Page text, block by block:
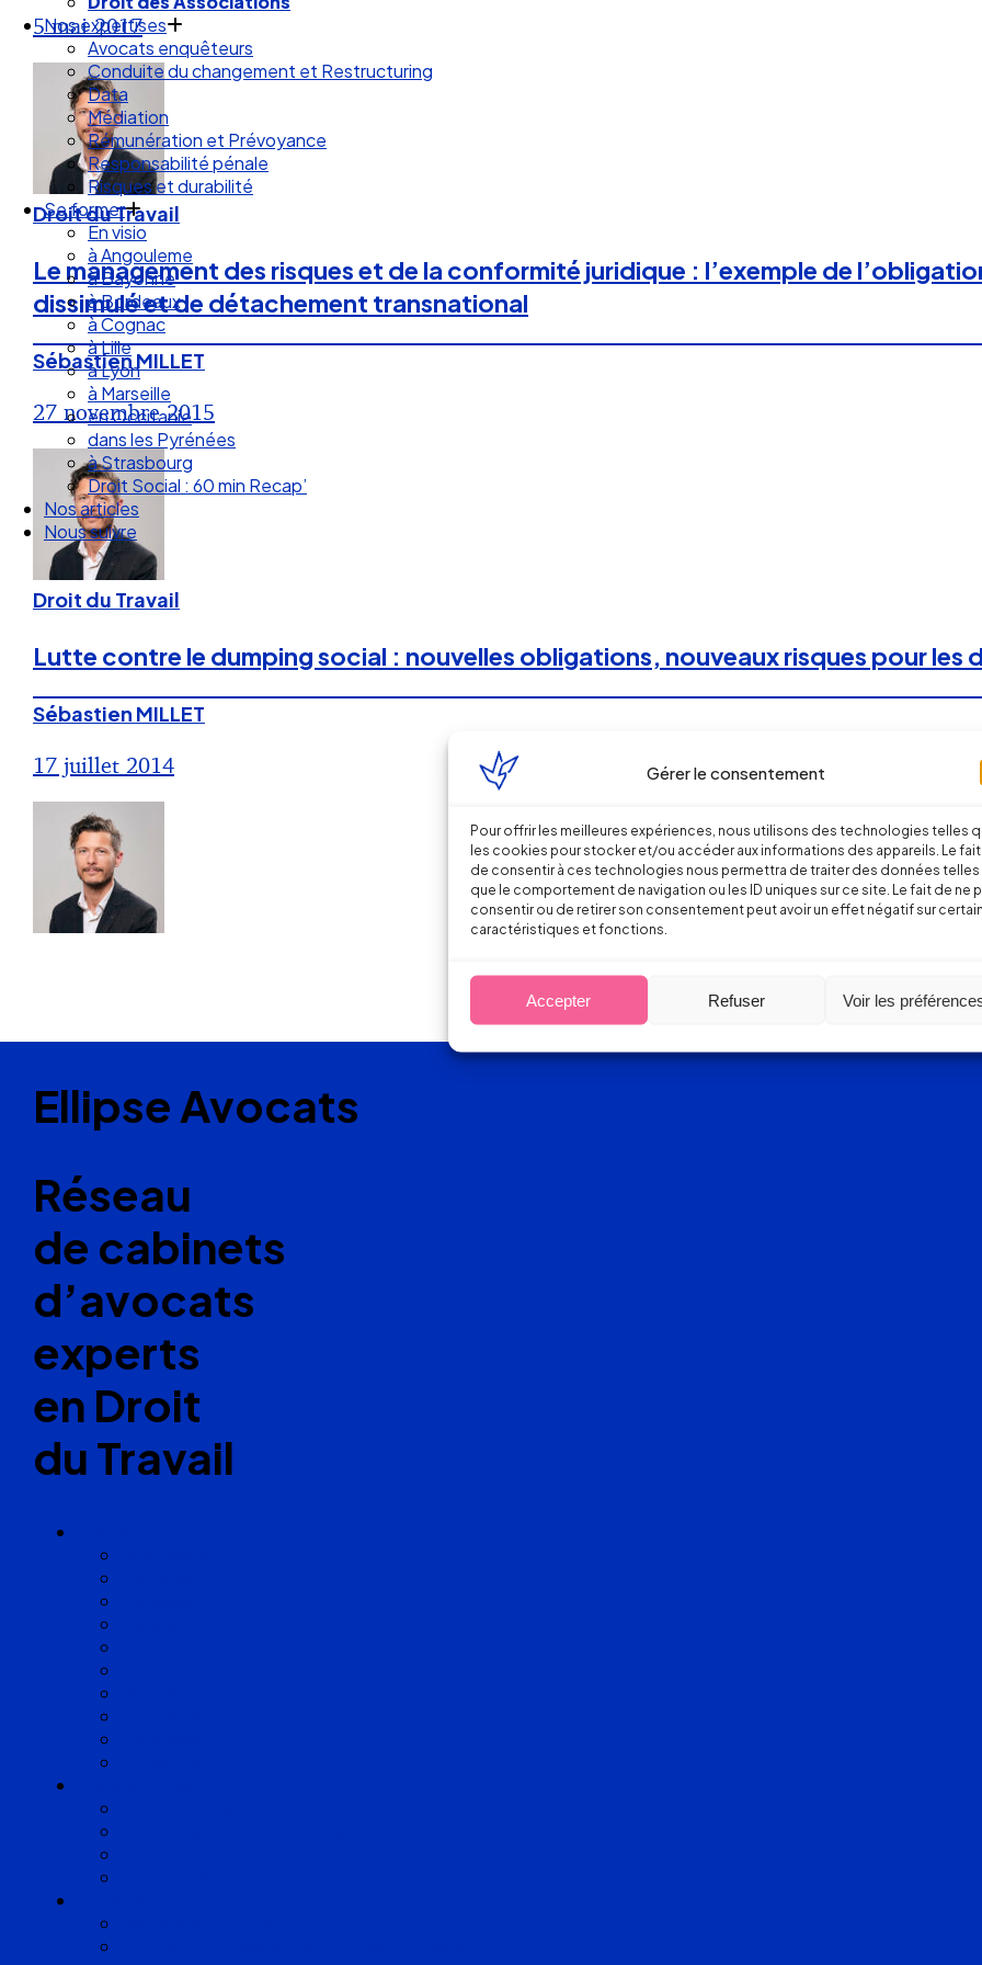
Gérer le consentement
Pour offrir les meilleures expériences, nous utilisons des technologies telles
les cookies pour stocker et/ou accéder aux informations des appareils. Le fait
de consentir à ces technologies nous permettra de traiter des données telles
que le comportement de navigation ou les ID uniques sur ce site. Le fait de ne
consentir ou de retirer son consentement peut avoir un effet négatif sur
caractéristiques et fonctions.
Accepter Refuser Voir les
Avocats enquêteurs
Conduite du changement et Restructuring
Data
Médiation
Rémunération et Prévoyance
Responsabilité pénale
Risques et durabilité
Se former
En visio
à Angouleme
à Bayonne
à Bordeaux
à Cognac
à Lille
à Lyon
à Marseille
en Occitanie
dans les Pyrénées
à Strasbourg
Droit Social : 60 min Recap’
Nos articles
Nous suivre
5 mai 2017
Droit du Travail
Le management des risques et de la conformité juridique : l’exemple de
dissimulé et de détachement transnational
Sébastien MILLET
27 novembre 2015
Droit du Travail
Lutte contre le dumping social : nouvelles obligations, nouveaux risques pour les
Sébastien MILLET
17 juillet 2014
Ellipse Avocats
Réseau
de cabinets
d’avocats
experts
en Droit
du Travail